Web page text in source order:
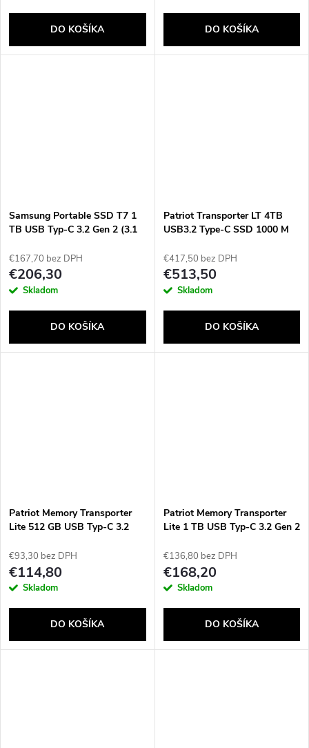
DO KOŠÍKA DO KOŠÍKA
Samsung Portable SSD T7 1
TB USB Typ-C 3.2 Gen 2 (3.1
€167,70 bez DPH
€206,30
Skladom
DO KOŠÍKA
Patriot Transporter LT 4TB
USB3.2 Type-C SSD 1000 M
€417,50 bez DPH
€513,50
Skladom
DO KOŠÍKA
Patriot Memory Transporter
Lite 512 GB USB Typ-C 3.2
(PTPL512GPECB) Čierna
€93,30 bez DPH
€114,80
Skladom
DO KOŠÍKA
Patriot Memory Transporter
Lite 1 TB USB Typ-C 3.2 Gen 2
Čierna
€136,80 bez DPH
€168,20
Skladom
DO KOŠÍKA